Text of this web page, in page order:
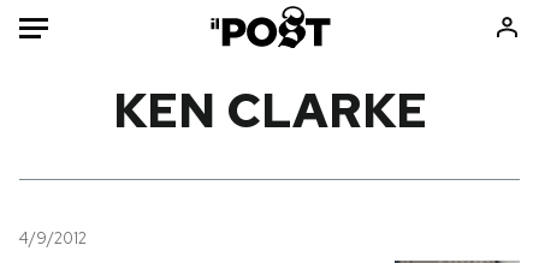
Mondo
KEN CLARKE
4/9/2012